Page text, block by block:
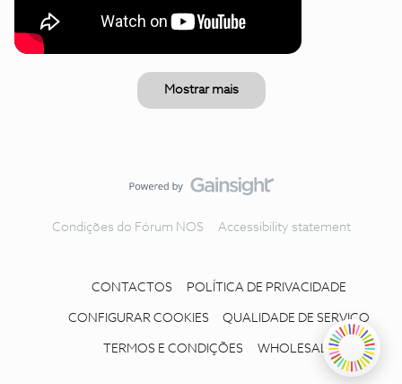
Mostrar mais
Condições do Fórum NOS Accessibility statement
CONTACTOS POLÍTICA DE PRIVACIDADE
CONFIGURAR COOKIES QUALIDADE DE SERVIÇO
TERMOS E CONDIÇÕES WHOLESALE